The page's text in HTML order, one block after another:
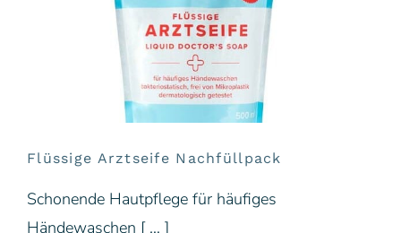
Flüssige Arztseife Nachfüllpack
Schonende Hautpflege für häufiges
Händewaschen [ … ]